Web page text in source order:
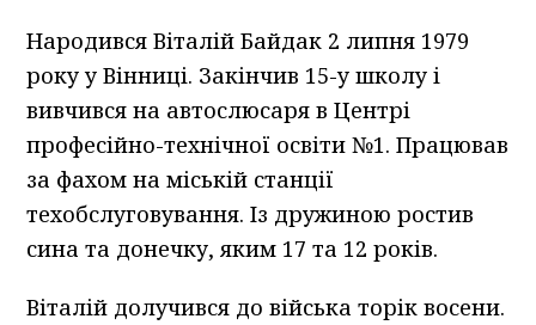
Народився Віталій Байдак 2 липня 1979
року у Вінниці. Закінчив 15-у школу і
вивчився на автослюсаря в Центрі
професійно-технічної освіти №1. Працював
за фахом на міській станції
техобслуговування. Із дружиною ростив
сина та донечку, яким 17 та 12 років.
Віталій долучився до війська торік восени.